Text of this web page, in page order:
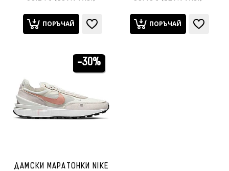
ПОРЪЧАЙ ПОРЪЧАЙ
-30%
ДАМСКИ МАРАТОНКИ NIKE